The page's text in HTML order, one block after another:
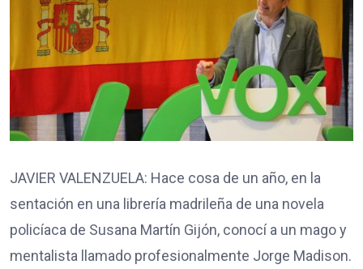
JAVIER VALENZUELA: Hace cosa de un año, en la
sentación en una librería madrileña de una novela
policíaca de Susana Martín Gijón, conocí a un mago y
mentalista llamado profesionalmente Jorge Madison.